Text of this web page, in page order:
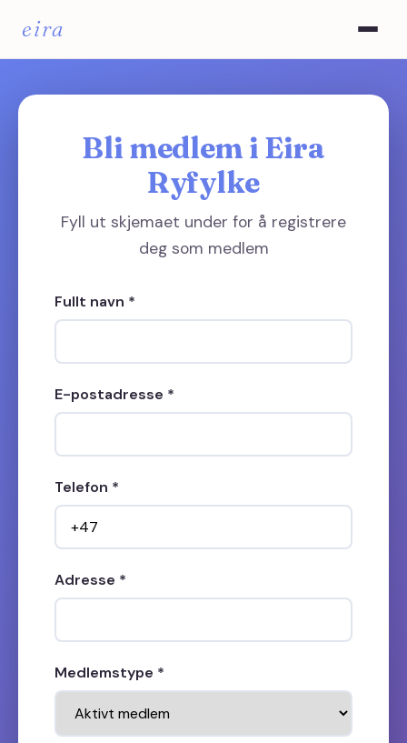
eira
Bli medlem i Eira
Ryfylke
Fyll ut skjemaet under for å registrere
deg som medlem
Fullt navn *
E-postadresse *
Telefon *
Adresse *
Medlemstype *